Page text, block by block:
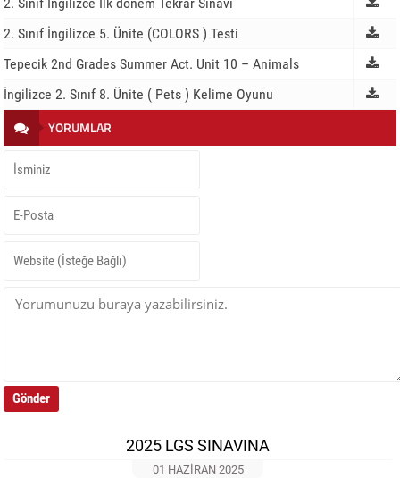
2. Sınıf İngilizce İlk dönem Tekrar Sınavı
2. Sınıf İngilizce 5. Ünite (COLORS ) Testi
Tepecik 2nd Grades Summer Act. Unit 10 – Animals
İngilizce 2. Sınıf 8. Ünite ( Pets ) Kelime Oyunu
YORUMLAR
2025 LGS SINAVINA
01 HAZIRAN 2025